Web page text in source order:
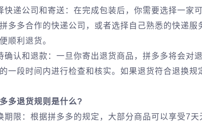
快递公司和寄送：在完成包装后，你需要选择一家
多多合作的快递公司，或者选择自己熟悉的快递
顺利退货。
确认和退款：一旦你寄出退货商品，拼多多将会对
一段时间内进行检查和核实。如果退货符合退换
多退货规则是什么?
期限：根据拼多多的规定，大部分商品可以享受7